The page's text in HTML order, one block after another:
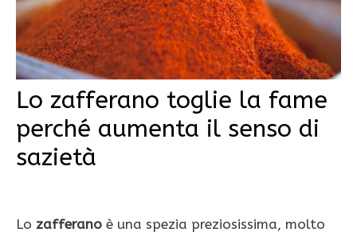
Lo zafferano toglie la fame
perché aumenta il senso di
sazietà
Lo zafferano è una spezia preziosissima, molto